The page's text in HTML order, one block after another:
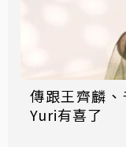
傳跟王齊麟
Yuri有喜了